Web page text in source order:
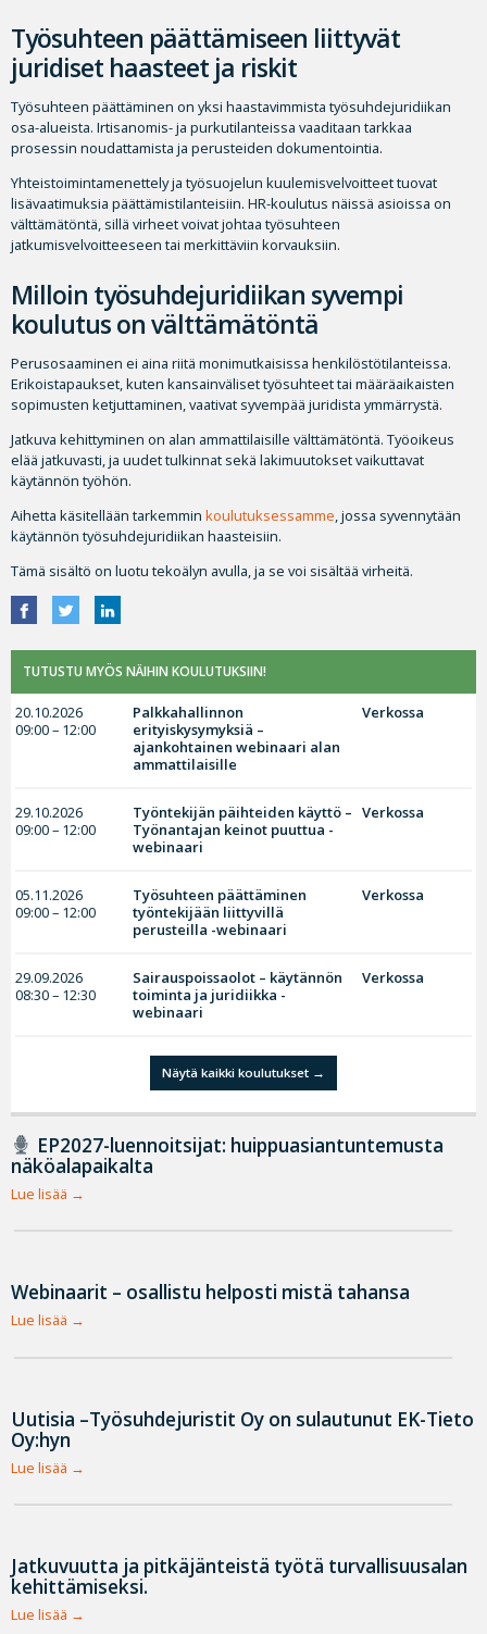
Työsuhteen päättämiseen liittyvät
juridiset haasteet ja riskit
Työsuhteen päättäminen on yksi haastavimmista työsuhdejuridiikan
osa-alueista. Irtisanomis- ja purkutilanteissa vaaditaan tarkkaa
prosessin noudattamista ja perusteiden dokumentointia.
Yhteistoimintamenettely ja työsuojelun kuulemisvelvoitteet tuovat
lisävaatimuksia päättämistilanteisiin. HR-koulutus näissä asioissa on
välttämätöntä, sillä virheet voivat johtaa työsuhteen
jatkumisvelvoitteeseen tai merkittäviin korvauksiin.
Milloin työsuhdejuridiikan syvempi
koulutus on välttämätöntä
Perusosaaminen ei aina riitä monimutkaisissa henkilöstötilanteissa.
Erikoistapaukset, kuten kansainväliset työsuhteet tai määräaikaisten
sopimusten ketjuttaminen, vaativat syvempää juridista ymmärrystä.
Jatkuva kehittyminen on alan ammattilaisille välttämätöntä. Työoikeus
elää jatkuvasti, ja uudet tulkinnat sekä lakimuutokset vaikuttavat
käytännön työhön.
Aihetta käsitellään tarkemmin koulutuksessamme, jossa syvennytään
käytännön työsuhdejuridiikan haasteisiin.
Tämä sisältö on luotu tekoälyn avulla, ja se voi sisältää virheitä.
TUTUSTU MYÖS NÄIHIN KOULUTUKSIIN!
20.10.2026
09:00 – 12:00
Palkkahallinnon
erityiskysymyksiä –
ajankohtainen webinaari alan
ammattilaisille
Verkossa
29.10.2026
09:00 – 12:00
Työntekijän päihteiden käyttö –
Työnantajan keinot puuttua -
webinaari
Verkossa
05.11.2026
09:00 – 12:00
Työsuhteen päättäminen
työntekijään liittyvillä
perusteilla -webinaari
Verkossa
29.09.2026
08:30 – 12:30
Sairauspoissaolot – käytännön
toiminta ja juridiikka -
webinaari
Verkossa
Näytä kaikki koulutukset
EP2027-luennoitsijat: huippuasiantuntemusta
näköalapaikalta
Lue lisää
Webinaarit – osallistu helposti mistä tahansa
Lue lisää
Uutisia –Työsuhdejuristit Oy on sulautunut EK-Tieto
Oy:hyn
Lue lisää
Jatkuvuutta ja pitkäjänteistä työtä turvallisuusalan
kehittämiseksi.
Lue lisää